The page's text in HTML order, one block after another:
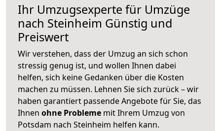
Ihr Umzugsexperte für Umzüge
nach Steinheim Günstig und
Preiswert
Wir verstehen, dass der Umzug an sich schon
stressig genug ist, und wollen Ihnen dabei
helfen, sich keine Gedanken über die Kosten
machen zu müssen. Lehnen Sie sich zurück – wir
haben garantiert passende Angebote für Sie, das
Ihnen ohne Probleme mit Ihrem Umzug von
Potsdam nach Steinheim helfen kann.